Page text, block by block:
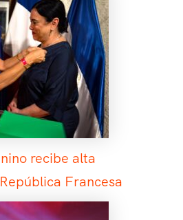
recibe alta
Francesa